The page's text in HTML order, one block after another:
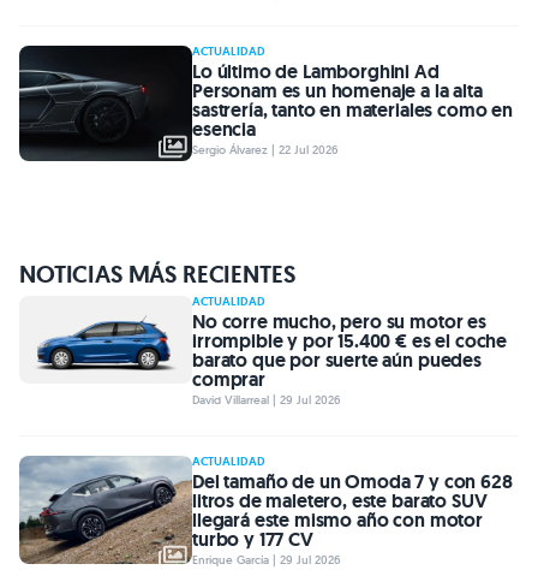
ACTUALIDAD
Lo último de Lamborghini Ad
Personam es un homenaje a la alta
sastrería, tanto en materiales como en
esencia
Sergio Álvarez | 22 Jul 2026
NOTICIAS MÁS RECIENTES
ACTUALIDAD
No corre mucho, pero su motor es
irrompible y por 15.400 € es el coche
barato que por suerte aún puedes
comprar
David Villarreal | 29 Jul 2026
ACTUALIDAD
Del tamaño de un Omoda 7 y con 628
litros de maletero, este barato SUV
llegará este mismo año con motor
turbo y 177 CV
Enrique García | 29 Jul 2026